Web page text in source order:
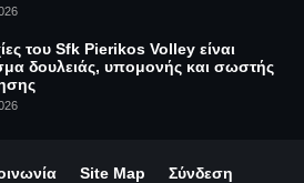
του Sfk Pierikos Volley είναι
δουλειάς, υπομονής και σωστής
Site Map Σύνδεση